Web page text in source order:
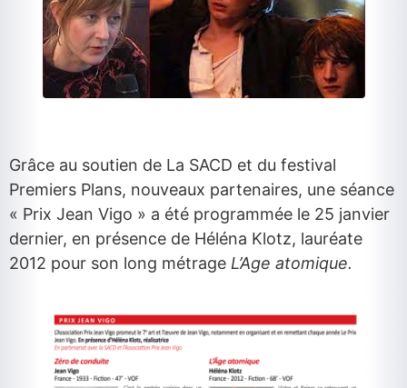
Grâce au soutien de La SACD et du festival
Premiers Plans, nouveaux partenaires, une séance
« Prix Jean Vigo » a été programmée le 25 janvier
dernier, en présence de Héléna Klotz, lauréate
2012 pour son long métrage L’Age atomique.